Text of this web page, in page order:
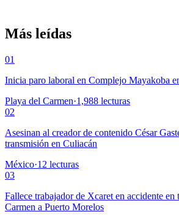
Más leídas
01
Inicia paro laboral en Complejo Mayakoba
Playa del Carmen·1,988 lecturas
02
Asesinan al creador de contenido César
transmisión en Culiacán
México·12 lecturas
03
Fallece trabajador de Xcaret en accidente en
Carmen a Puerto Morelos